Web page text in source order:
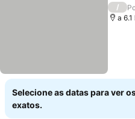
/
a
Selecione as datas para ver
exatos.